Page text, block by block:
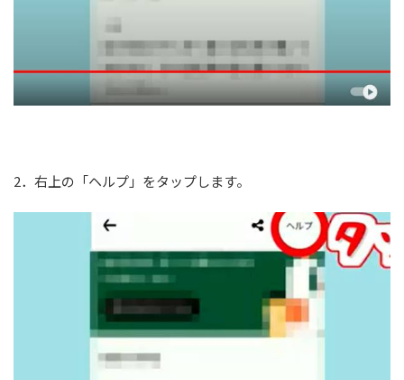
2．右上の「ヘルプ」をタップします。